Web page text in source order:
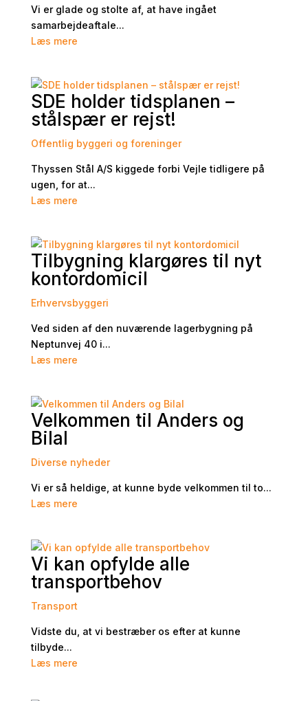
Vi er glade og stolte af, at have ingået
samarbejdeaftale...
Læs mere
SDE holder tidsplanen –
stålspær er rejst!
Offentlig byggeri og foreninger
Thyssen Stål A/S kiggede forbi Vejle tidligere på
ugen, for at...
Læs mere
Tilbygning klargøres til nyt
kontordomicil
Erhvervsbyggeri
Ved siden af den nuværende lagerbygning på
Neptunvej 40 i...
Læs mere
Velkommen til Anders og
Bilal
Diverse nyheder
Vi er så heldige, at kunne byde velkommen til to...
Læs mere
Vi kan opfylde alle
transportbehov
Transport
Vidste du, at vi bestræber os efter at kunne
tilbyde...
Læs mere